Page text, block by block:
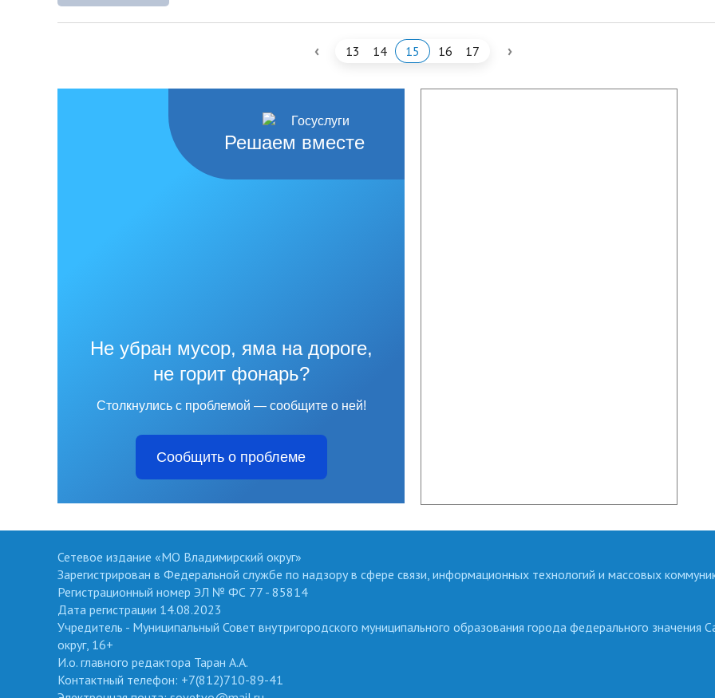
‹ 13 14 15 16 17 ›
Решаем вместе
Не убран мусор, яма на дороге,
не горит фонарь?
Столкнулись с проблемой — сообщите о ней!
Сообщить о проблеме
Сетевое издание «МО Владимирский округ»
Зарегистрирован в Федеральной службе по надзору в сфере связи, информационных технологий и массовых
Регистрационный номер ЭЛ № ФС 77 - 85814
Дата регистрации 14.08.2023
Учредитель - Муниципальный Совет внутригородского муниципального образования города федерального значения
округ, 16+
И.о. главного редактора Таран А.А.
Контактный телефон: +7(812)710-89-41